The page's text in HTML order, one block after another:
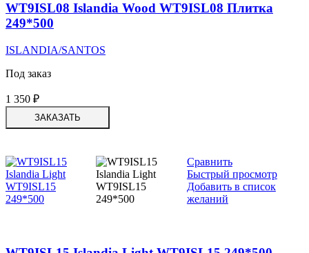
WT9ISL08 Islandia Wood WT9ISL08 Плитка
249*500
ISLANDIA/SANTOS
Под заказ
1 350 ₽
ЗАКАЗАТЬ
Сравнить
Быстрый просмотр
Добавить в список
желаний